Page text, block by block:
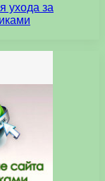
ухода за